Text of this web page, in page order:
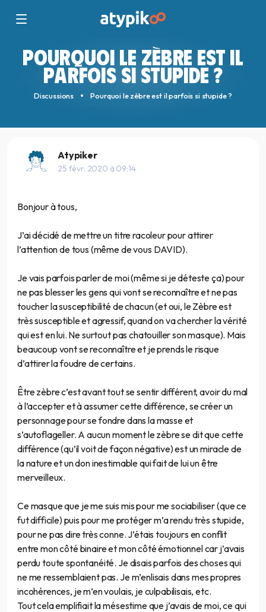
POURQUOI LE ZÈBRE EST IL
PARFOIS SI STUPIDE ?
Discussions Pourquoi le zèbre est il parfois si stupide ?
Atypiker
25 févr. 2020 à 09:14
Bonjour à tous,
J’ai décidé de mettre un titre racoleur pour attirer
l’attention de tous (même de vous DAVID).
Je vais parfois parler de moi (même si je déteste ça) pour
ne pas blesser les gens qui vont se reconnaître et ne pas
toucher la susceptibilité de chacun (et oui, le Zèbre est
très susceptible et agressif, quand on va chercher la vérité
qui est en lui. Ne surtout pas chatouiller son masque). Mais
beaucoup vont se reconnaître et je prends le risque
d’attirer la foudre de certains.
Être zèbre c’est avant tout se sentir différent, avoir du mal
à l’accepter et à assumer cette différence, se créer un
personnage pour se fondre dans la masse et
s’autoflageller. A aucun moment le zèbre se dit que cette
différence (qu’il voit de façon négative) est un miracle de
la nature et un don inestimable qui fait de lui un être
merveilleux.
Ce masque que je me suis mis pour me sociabiliser (que ce
fut difficile) puis pour me protéger m’a rendu très stupide,
pour ne pas dire très conne. J’étais toujours en conflit
entre mon côté binaire et mon côté émotionnel car j’avais
perdu toute spontanéité. Je disais parfois des choses qui
ne me ressemblaient pas. Je m’enlisais dans mes propres
incohérences, je m’en voulais, je culpabilisais, etc.
Tout cela emplifiait la mésestime que j’avais de moi, ce qui